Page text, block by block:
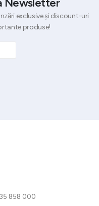
exclusive și discount-uri
produse!
858 000